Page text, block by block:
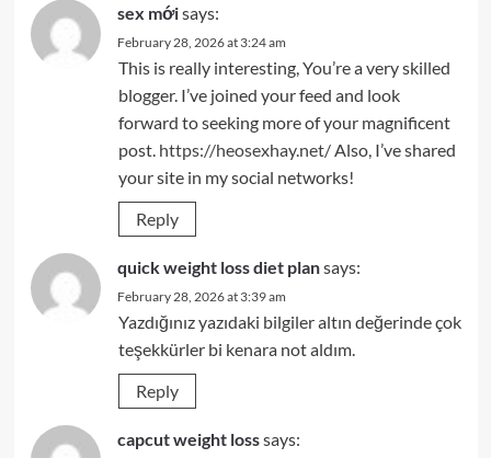
sex mớisays:
February 28, 2026 at 3:24 am
This is really interesting, You’re a very skilled
blogger. I’ve joined your feed and look
forward to seeking more of your magnificent
post. https://heosexhay.net/Also, I’ve shared
your site in my social networks!
Reply
quick weight loss diet plansays:
February 28, 2026 at 3:39 am
Yazdığınız yazıdaki bilgiler altın değerinde çok
teşekkürler bi kenara not aldım.
Reply
capcut weight losssays: